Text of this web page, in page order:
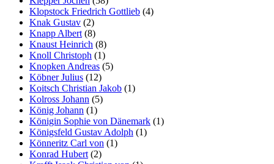
Klopstock Friedrich Gottlieb (4)
Knak Gustav (2)
Knapp Albert (8)
Knaust Heinrich (8)
Knoll Christoph (1)
Knopken Andreas (5)
Köbner Julius (12)
Koitsch Christian Jakob (1)
Kolross Johann (5)
König Johann (1)
Königin Sophie von Dänemark (1)
Königsfeld Gustav Adolph (1)
Könneritz Carl von (1)
Konrad Hubert (2)